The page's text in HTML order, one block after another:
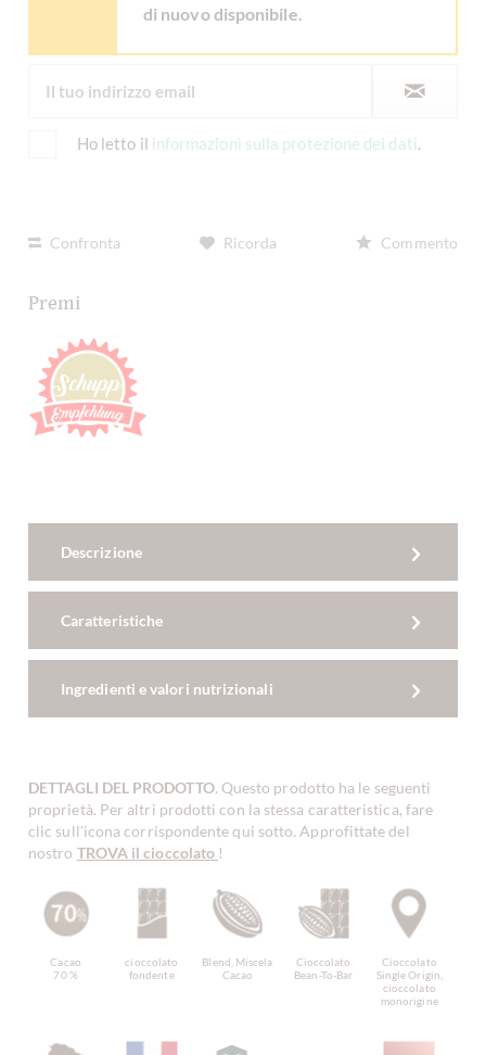
di nuovo disponibile.
Ho letto il informazioni sulla protezione dei dati.
Confronta Ricorda Commento
Premi
Descrizione
Caratteristiche
Ingredienti e valori nutrizionali
DETTAGLI DEL PRODOTTO. Questo prodotto ha le seguenti
proprietà. Per altri prodotti con la stessa caratteristica, fare
clic sull'icona corrispondente qui sotto. Approfittate del
nostro TROVA il cioccolato !
Cacao
70 %
cioccolato
fondente
Blend, Miscela
Cacao
Cioccolato
Bean-To-Bar
Cioccolato
Single Origin,
cioccolato
monorigine